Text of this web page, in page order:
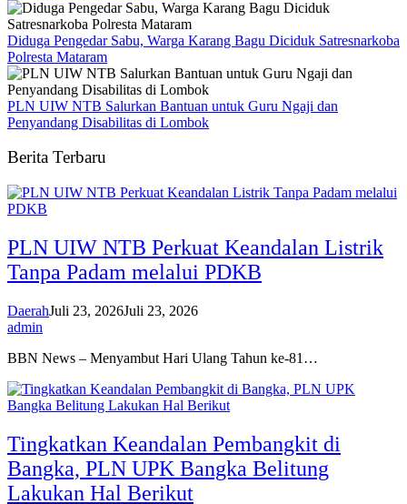
Diduga Pengedar Sabu, Warga Karang Bagu Diciduk Satresnarkoba
Polresta Mataram
PLN UIW NTB Salurkan Bantuan untuk Guru Ngaji dan
Penyandang Disabilitas di Lombok
Berita Terbaru
PLN UIW NTB Perkuat Keandalan Listrik
Tanpa Padam melalui PDKB
DaerahJuli 23, 2026Juli 23, 2026
admin
BBN News – Menyambut Hari Ulang Tahun ke-81…
Tingkatkan Keandalan Pembangkit di
Bangka, PLN UPK Bangka Belitung
Lakukan Hal Berikut